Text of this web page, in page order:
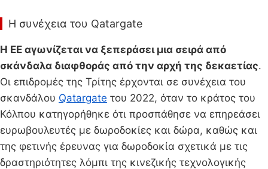
Η συνέχεια του Qatargate
Η ΕΕ αγωνίζεται να ξεπεράσει μια σειρά από
σκάνδαλα διαφθοράς από την αρχή της δεκαετίας.
Οι επιδρομές της Τρίτης έρχονται σε συνέχεια του
σκανδάλου Qatargate του 2022, όταν το κράτος του
Κόλπου κατηγορήθηκε ότι προσπάθησε να επηρεάσει
ευρωβουλευτές με δωροδοκίες και δώρα, καθώς και
της φετινής έρευνας για δωροδοκία σχετικά με τις
δραστηριότητες λόμπι της κινεζικής τεχνολογικής